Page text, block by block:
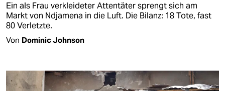
Ein als Frau verkleideter Attentäter sprengt sich am
Markt von Ndjamena in die Luft. Die Bilanz: 18 Tote, fast
80 Verletzte.
Von Dominic Johnson